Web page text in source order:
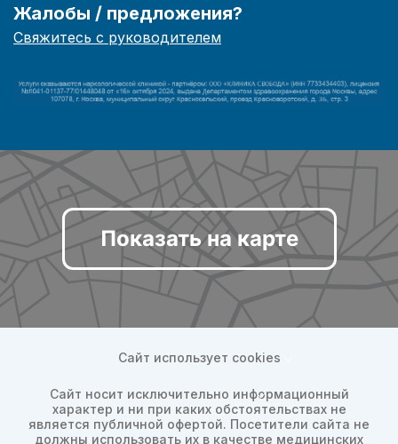
Жалобы / предложения?
Свяжитесь с руководителем
Показать на карте
Сайт использует cookies
Сайт носит исключительно информационный
характер и ни при каких обстоятельствах не
является публичной офертой. Посетители сайта не
должны использовать их в качестве медицинских